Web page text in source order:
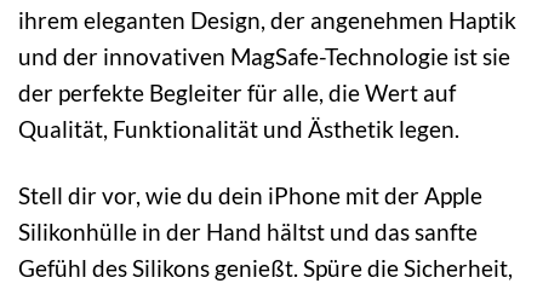
ihrem eleganten Design, der angenehmen Haptik
und der innovativen MagSafe-Technologie ist sie
der perfekte Begleiter für alle, die Wert auf
Qualität, Funktionalität und Ästhetik legen.
Stell dir vor, wie du dein iPhone mit der Apple
Silikonhülle in der Hand hältst und das sanfte
Gefühl des Silikons genießt. Spüre die Sicherheit,